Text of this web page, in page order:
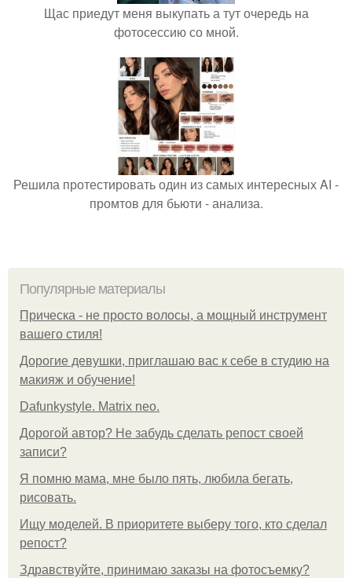
Щас приедут меня выкупать а тут очередь на
фотосессию со мной.
Решила протестировать один из самых интересных AI -
промтов для бьюти - анализа.
Популярные материалы
Прическа - не просто волосы, а мощный инструмент
вашего стиля!
Дорогие девушки, приглашаю вас к себе в студию на
макияж и обучение!
Dafunkystyle. Matrix neo.
Дорогой автор? Не забудь сделать репост своей
записи?
Я помню мама, мне было пять, любила бегать,
рисовать.
Ищу моделей. В приоритете выберу того, кто сделал
репост?
Здравствуйте, принимаю заказы на фотосъемку?